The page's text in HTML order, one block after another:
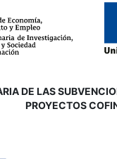
DE LAS
PROYECTOS